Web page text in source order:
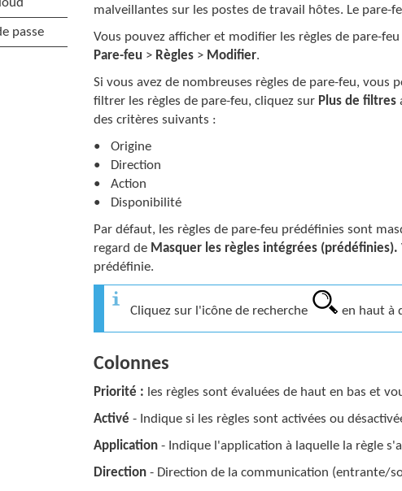
malveillantes sur les postes de travail hôtes. Le
Vous pouvez afficher et modifier les règles de pare-
Pare-feu > Règles > Modifier.
Si vous avez de nombreuses règles de pare-feu,
filtrer les règles de pare-feu, cliquez sur Plus de filtres
des critères suivants :
Origine
Direction
Action
Disponibilité
Par défaut, les règles de pare-feu prédéfinies sont
regard de Masquer les règles intégrées (prédéfinies).
prédéfinie.
Cliquez sur l'icône de recherche en haut à
Colonnes
Priorité : les règles sont évaluées de haut en bas et
Activé - Indique si les règles sont activées ou
Application - Indique l'application à laquelle la règle
Direction - Direction de la communication (entrante/